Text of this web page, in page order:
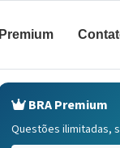
Premium
BRA Premium
Questões ilimitadas,